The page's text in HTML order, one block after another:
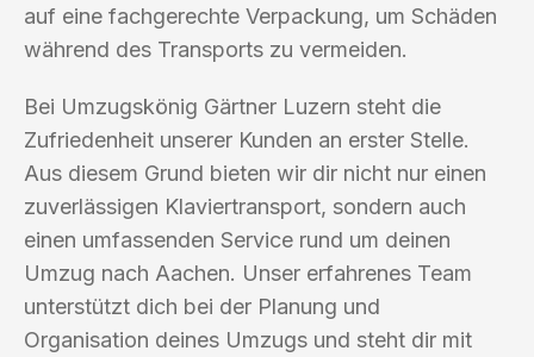
auf eine fachgerechte Verpackung, um Schäden
während des Transports zu vermeiden.
Bei Umzugskönig Gärtner Luzern steht die
Zufriedenheit unserer Kunden an erster Stelle.
Aus diesem Grund bieten wir dir nicht nur einen
zuverlässigen Klaviertransport, sondern auch
einen umfassenden Service rund um deinen
Umzug nach Aachen. Unser erfahrenes Team
unterstützt dich bei der Planung und
Organisation deines Umzugs und steht dir mit